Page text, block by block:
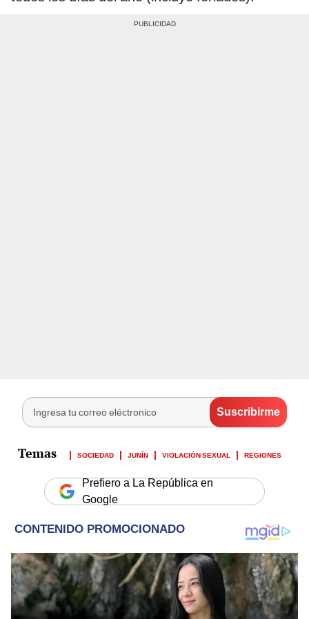
SOCIEDAD JUNÍN VIOLACIÓN SEXUAL REGIONES
Prefiero a La República en
Google